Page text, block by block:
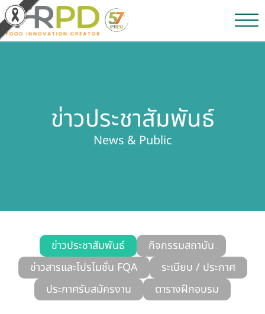
ผลิตภัณฑ์และจำหน่าย
เกี่ยวกับสถาบัน
บุคลากรสถาบัน
รับข้อร้องเรียนและข้อเสนอแนะ
ระบบสารสนเทศ (ใน)
ข่าวประชาสัมพันธ์
News & Public
ข่าวประชาสัมพันธ์
กิจกรรมสถาบัน
ข่าวสารและโปรโมชั่น FQA
ระเบียบ / ประกาศ
ประกาศรับสมัครงาน
ตารางฝึกอบรม